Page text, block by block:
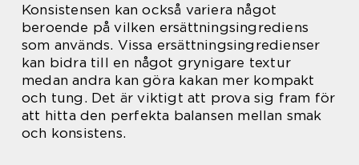
Konsistensen kan också variera något
beroende på vilken ersättningsingrediens
som används. Vissa ersättningsingredienser
kan bidra till en något grynigare textur
medan andra kan göra kakan mer kompakt
och tung. Det är viktigt att prova sig fram för
att hitta den perfekta balansen mellan smak
och konsistens.